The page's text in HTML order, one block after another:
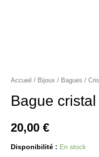
Accueil / Bijoux / Bagues /
Bague
20,00 €
Disponibilité : En stock